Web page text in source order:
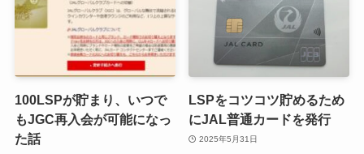
100LSPが貯まり、いつで
もJGC再入会が可能になっ
た話
LSPをコツコツ貯めるため
にJAL普通カードを発行
2025年5月31日